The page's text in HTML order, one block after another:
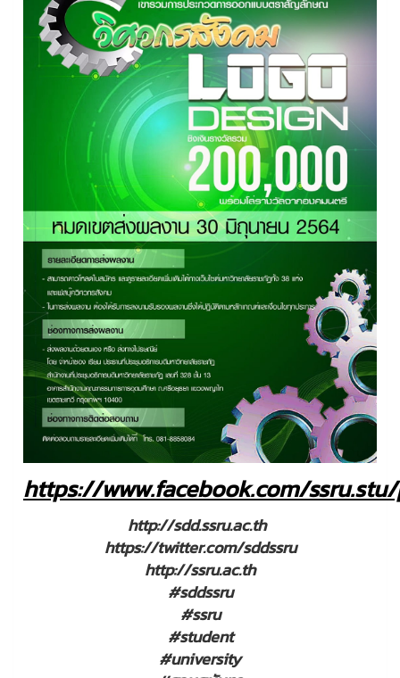
https://www.facebook.com/ssru.stu/
http://sdd.ssru.ac.th
https://twitter.com/sddssru
http://ssru.ac.th
#sddssru
#ssru
#student
#university